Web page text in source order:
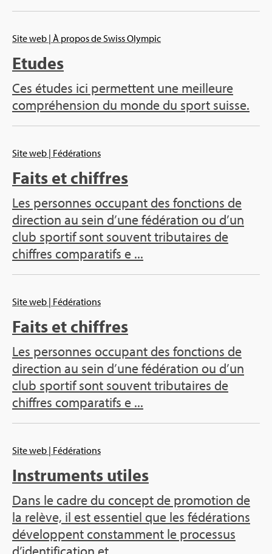
Site web | À pro­pos de Swiss Olym­pic
Etudes
Ces études ici per­mettent une meilleure
com­pré­hen­sion du monde du sport suisse.
Site web | Fédé­ra­tions
Faits et chiffres
Les per­sonnes occu­pant des fonc­tions de
direc­tion au sein d’une fédé­ra­tion ou d’un
club spor­tif sont sou­vent tri­bu­taires de
chiffres com­pa­ra­tifs e ...
Site web | Fédé­ra­tions
Faits et chiffres
Les per­sonnes occu­pant des fonc­tions de
direc­tion au sein d’une fédé­ra­tion ou d’un
club spor­tif sont sou­vent tri­bu­taires de
chiffres com­pa­ra­tifs e ...
Site web | Fédé­ra­tions
Ins­tru­ments utiles
Dans le cadre du concept de pro­mo­tion de
la relève, il est essen­tiel que les fédé­ra­tions
déve­loppent constam­ment le pro­ces­sus